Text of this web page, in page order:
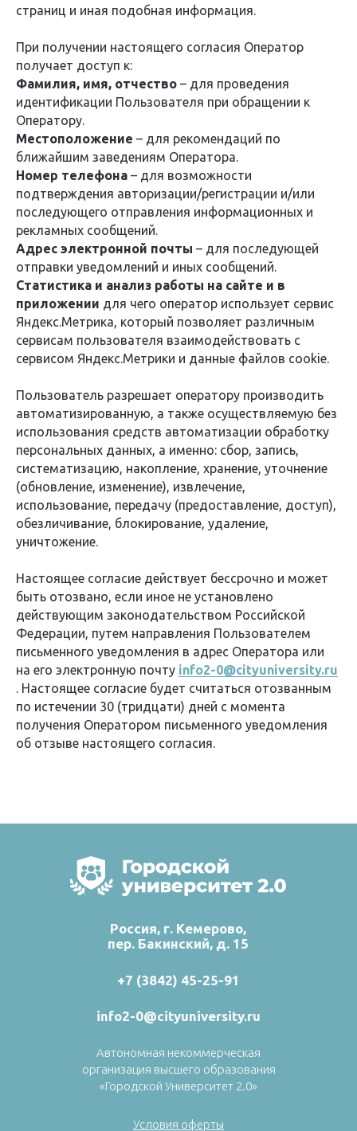
страниц и иная подобная информация.
При получении настоящего согласия Оператор
получает доступ к:
Фамилия, имя, отчество – для проведения
идентификации Пользователя при обращении к
Оператору.
Местоположение – для рекомендаций по
ближайшим заведениям Оператора.
Номер телефона – для возможности
подтверждения авторизации/регистрации и/или
последующего отправления информационных и
рекламных сообщений.
Адрес электронной почты – для последующей
отправки уведомлений и иных сообщений.
Статистика и анализ работы на сайте и в
приложении для чего оператор использует сервис
Яндекс.Метрика, который позволяет различным
сервисам пользователя взаимодействовать с
сервисом Яндекс.Метрики и данные файлов cookie.
Пользователь разрешает оператору производить
автоматизированную, а также осуществляемую без
использования средств автоматизации обработку
персональных данных, а именно: сбор, запись,
систематизацию, накопление, хранение, уточнение
(обновление, изменение), извлечение,
использование, передачу (предоставление, доступ),
обезличивание, блокирование, удаление,
уничтожение.
Настоящее согласие действует бессрочно и может
быть отозвано, если иное не установлено
действующим законодательством Российской
Федерации, путем направления Пользователем
письменного уведомления в адрес Оператора или
на его электронную почту info2-0@cityuniversity.ru
. Настоящее согласие будет считаться отозванным
по истечении 30 (тридцати) дней с момента
получения Оператором письменного уведомления
об отзыве настоящего согласия.
+7 (3842) 45-25-91
Россия, г. Кемерово,
пер. Бакинский, д. 15
info2-0@cityuniversity.ru
Условия оферты
Автономная некоммерческая
организация высшего образования
«Городской Университет 2.0»